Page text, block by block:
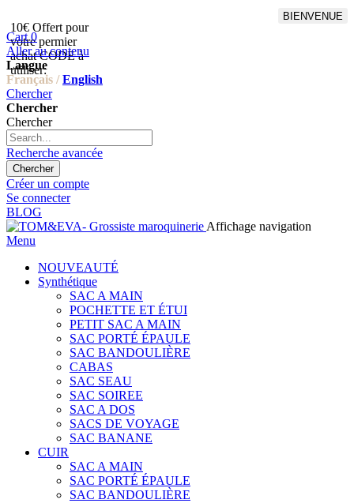
10€ Offert pour
votre permier
achat CODE à
utiliser:
BIENVENUE
Cart 0
Aller au contenu
Langue
Français / English
Chercher
Chercher
Chercher
Recherche avancée
Chercher
Créer un compte
Se connecter
BLOG
Affichage navigation
Menu
NOUVEAUTÉ
Synthétique
SAC A MAIN
POCHETTE ET ÉTUI
PETIT SAC A MAIN
SAC PORTÉ ÉPAULE
SAC BANDOULIÈRE
CABAS
SAC SEAU
SAC SOIREE
SAC A DOS
SACS DE VOYAGE
SAC BANANE
CUIR
SAC A MAIN
SAC PORTÉ ÉPAULE
SAC BANDOULIÈRE